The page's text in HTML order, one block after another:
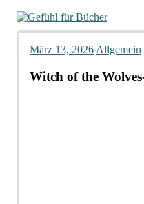
März 13, 2026 Allgemein
Witch of the